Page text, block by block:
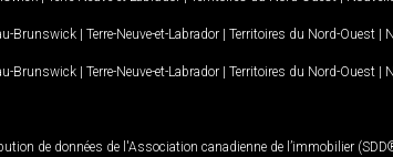
Brunswick | Terre-Neuve-et-Labrador | Territoires du Nord-Ouest |
Brunswick | Terre-Neuve-et-Labrador | Territoires du Nord-Ouest |
de données de l'Association canadienne de l’immobilier